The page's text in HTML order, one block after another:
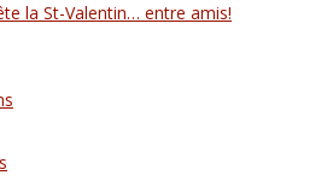
la St-Valentin… entre amis!